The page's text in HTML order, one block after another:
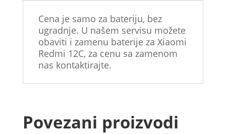
Cena je samo za bateriju, bez
ugradnje. U našem servisu možete
obaviti i zamenu baterije za Xiaomi
Redmi 12C, za cenu sa zamenom
nas kontaktirajte.
Povezani proizvodi